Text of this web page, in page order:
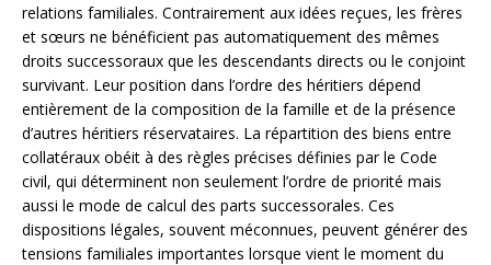
relations familiales. Contrairement aux idées reçues, les frères
et sœurs ne bénéficient pas automatiquement des mêmes
droits successoraux que les descendants directs ou le conjoint
survivant. Leur position dans l’ordre des héritiers dépend
entièrement de la composition de la famille et de la présence
d’autres héritiers réservataires. La répartition des biens entre
collatéraux obéit à des règles précises définies par le Code
civil, qui déterminent non seulement l’ordre de priorité mais
aussi le mode de calcul des parts successorales. Ces
dispositions légales, souvent méconnues, peuvent générer des
tensions familiales importantes lorsque vient le moment du